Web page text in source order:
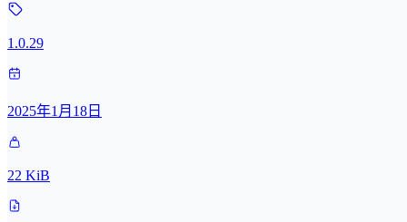
1.0.29
2025年1月18日
22 KiB